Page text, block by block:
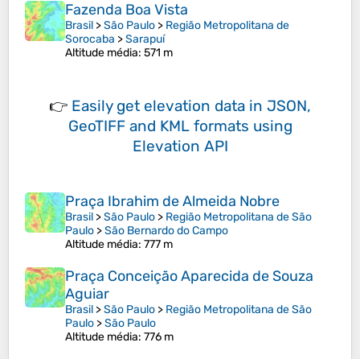
Fazenda Boa Vista
Brasil >São Paulo > Região Metropolitana de
Sorocaba >Sarapuí
Altitude média: 571 m
👉 Easily get elevation data in JSON,
GeoTIFF and KML formats using
Elevation API
Praça Ibrahim de Almeida Nobre
Brasil >São Paulo > Região Metropolitana de São
Paulo >São Bernardo do Campo
Altitude média: 777 m
Praça Conceição Aparecida de Souza
Aguiar
Brasil >São Paulo > Região Metropolitana de São
Paulo >São Paulo
Altitude média: 776 m